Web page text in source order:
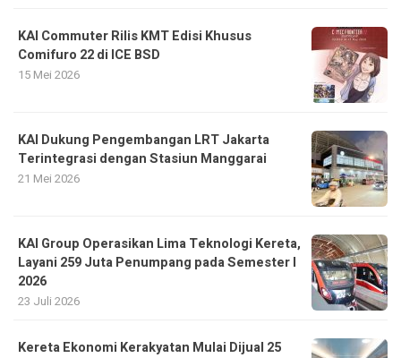
KAI Commuter Rilis KMT Edisi Khusus
Comifuro 22 di ICE BSD
15 Mei 2026
KAI Dukung Pengembangan LRT Jakarta
Terintegrasi dengan Stasiun Manggarai
21 Mei 2026
KAI Group Operasikan Lima Teknologi Kereta,
Layani 259 Juta Penumpang pada Semester I
2026
23 Juli 2026
Kereta Ekonomi Kerakyatan Mulai Dijual 25